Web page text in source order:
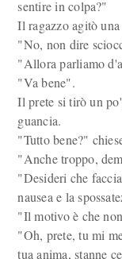
sentire in colpa?"
Il ragazzo agitò
"No, non dire
"Allora parliamo
"Va bene".
Il prete si tirò un
guancia.
"Tutto bene?"
"Anche troppo,
"Desideri che
nausea e la
"Il motivo è che
"Oh, prete, tu mi
tua anima, stanne